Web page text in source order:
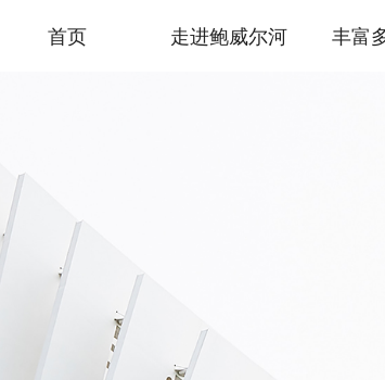
首页 走进鲍威尔河 丰富